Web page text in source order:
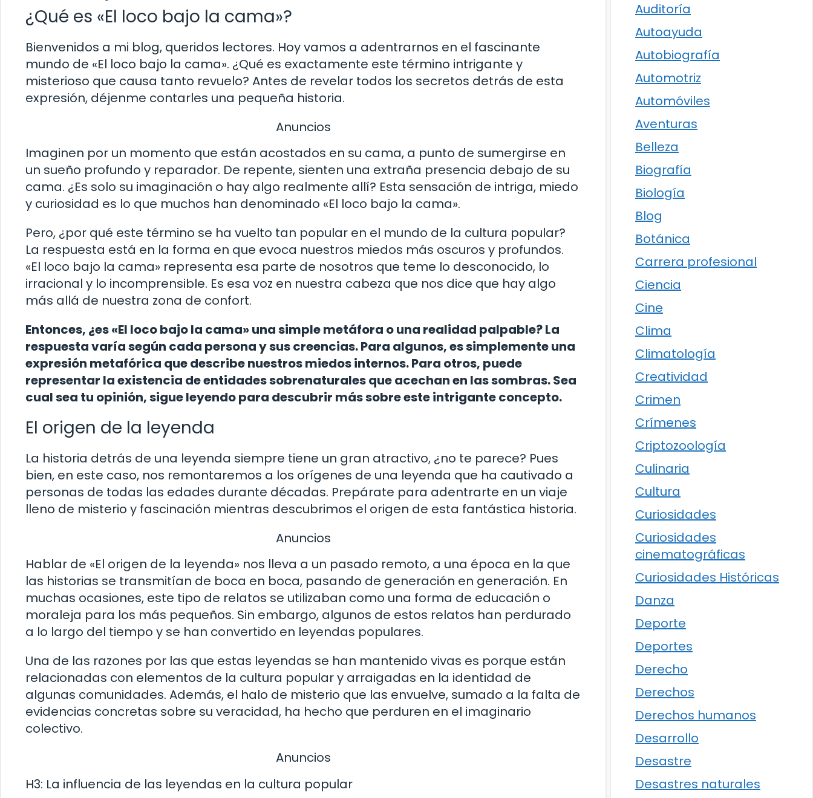
¿Qué es «El loco bajo la cama»?
Bienvenidos a mi blog, queridos lectores. Hoy vamos a adentrarnos en el fascinante
mundo de «El loco bajo la cama». ¿Qué es exactamente este término intrigante y
misterioso que causa tanto revuelo? Antes de revelar todos los secretos detrás de esta
expresión, déjenme contarles una pequeña historia.
Anuncios
Imaginen por un momento que están acostados en su cama, a punto de sumergirse en
un sueño profundo y reparador. De repente, sienten una extraña presencia debajo de su
cama. ¿Es solo su imaginación o hay algo realmente allí? Esta sensación de intriga, miedo
y curiosidad es lo que muchos han denominado «El loco bajo la cama».
Pero, ¿por qué este término se ha vuelto tan popular en el mundo de la cultura popular?
La respuesta está en la forma en que evoca nuestros miedos más oscuros y profundos.
«El loco bajo la cama» representa esa parte de nosotros que teme lo desconocido, lo
irracional y lo incomprensible. Es esa voz en nuestra cabeza que nos dice que hay algo
más allá de nuestra zona de confort.
Entonces, ¿es «El loco bajo la cama» una simple metáfora o una realidad palpable? La
respuesta varía según cada persona y sus creencias. Para algunos, es simplemente una
expresión metafórica que describe nuestros miedos internos. Para otros, puede
representar la existencia de entidades sobrenaturales que acechan en las sombras. Sea
cual sea tu opinión, sigue leyendo para descubrir más sobre este intrigante concepto.
El origen de la leyenda
La historia detrás de una leyenda siempre tiene un gran atractivo, ¿no te parece? Pues
bien, en este caso, nos remontaremos a los orígenes de una leyenda que ha cautivado a
personas de todas las edades durante décadas. Prepárate para adentrarte en un viaje
lleno de misterio y fascinación mientras descubrimos el origen de esta fantástica historia.
Anuncios
Hablar de «El origen de la leyenda» nos lleva a un pasado remoto, a una época en la que
las historias se transmitían de boca en boca, pasando de generación en generación. En
muchas ocasiones, este tipo de relatos se utilizaban como una forma de educación o
moraleja para los más pequeños. Sin embargo, algunos de estos relatos han perdurado
a lo largo del tiempo y se han convertido en leyendas populares.
Una de las razones por las que estas leyendas se han mantenido vivas es porque están
relacionadas con elementos de la cultura popular y arraigadas en la identidad de
algunas comunidades. Además, el halo de misterio que las envuelve, sumado a la falta de
evidencias concretas sobre su veracidad, ha hecho que perduren en el imaginario
colectivo.
Anuncios
H3: La influencia de las leyendas en la cultura popular
Auditoría
Autoayuda
Autobiografía
Automotriz
Automóviles
Aventuras
Belleza
Biografía
Biología
Blog
Botánica
Carrera profesional
Ciencia
Cine
Clima
Climatología
Creatividad
Crimen
Crímenes
Criptozoología
Culinaria
Cultura
Curiosidades
Curiosidades
cinematográficas
Curiosidades Históricas
Danza
Deporte
Deportes
Derecho
Derechos
Derechos humanos
Desarrollo
Desastre
Desastres naturales